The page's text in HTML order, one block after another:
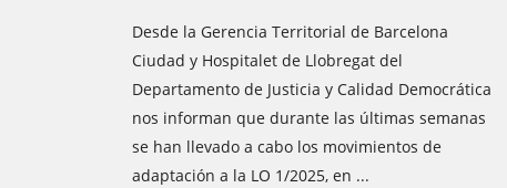
Desde la Gerencia Territorial de Barcelona
Ciudad y Hospitalet de Llobregat del
Departamento de Justicia y Calidad Democrática
nos informan que durante las últimas semanas
se han llevado a cabo los movimientos de
adaptación a la LO 1/2025, en ...